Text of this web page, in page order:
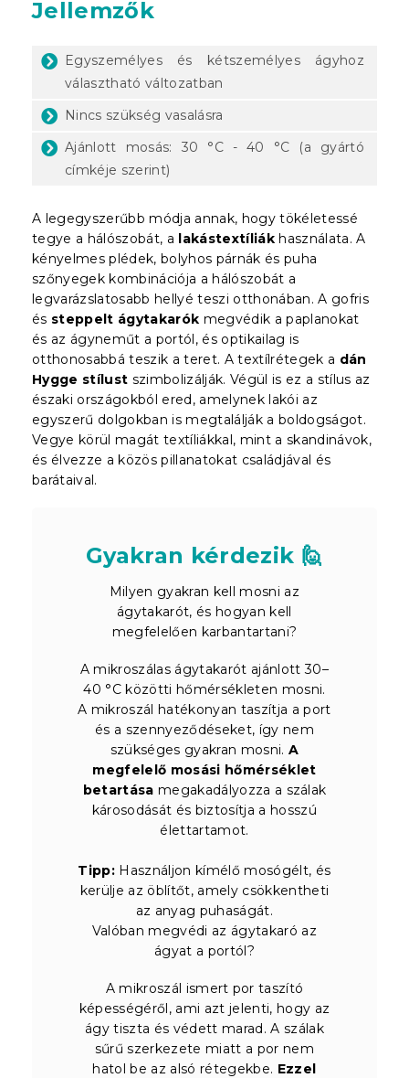
Jellemzők
Egyszemélyes és kétszemélyes ágyhoz
választható változatban
Nincs szükség vasalásra
Ajánlott mosás: 30 °C - 40 °C (a gyártó
címkéje szerint)
A legegyszerűbb módja annak, hogy tökéletessé
tegye a hálószobát, a lakástextíliák használata. A
kényelmes plédek, bolyhos párnák és puha
szőnyegek kombinációja a hálószobát a
legvarázslatosabb hellyé teszi otthonában. A gofris
és steppelt ágytakarók megvédik a paplanokat
és az ágyneműt a portól, és optikailag is
otthonosabbá teszik a teret. A textílrétegek a dán
Hygge stílust szimbolizálják. Végül is ez a stílus az
északi országokból ered, amelynek lakói az
egyszerű dolgokban is megtalálják a boldogságot.
Vegye körül magát textíliákkal, mint a skandinávok,
és élvezze a közös pillanatokat családjával és
barátaival.
Gyakran kérdezik 🙋
Milyen gyakran kell mosni az
ágytakarót, és hogyan kell
megfelelően karbantartani?
A mikroszálas ágytakarót ajánlott 30–
40 °C közötti hőmérsékleten mosni.
A mikroszál hatékonyan taszítja a port
és a szennyeződéseket, így nem
szükséges gyakran mosni. A
megfelelő mosási hőmérséklet
betartása megakadályozza a szálak
károsodását és biztosítja a hosszú
élettartamot.
Tipp: Használjon kímélő mosógélt, és
kerülje az öblítőt, amely csökkentheti
az anyag puhaságát.
Valóban megvédi az ágytakaró az
ágyat a portól?
A mikroszál ismert por taszító
képességéről, ami azt jelenti, hogy az
ágy tiszta és védett marad. A szálak
sűrű szerkezete miatt a por nem
hatol be az alsó rétegekbe. Ezzel